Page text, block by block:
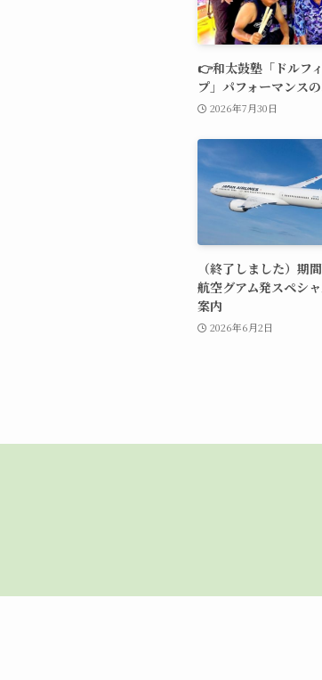
👉和太鼓塾「ドルフ
プ」パフォーマンス
2026年7月30日
（終了しました）期
航空グアム発スペシ
案内
2026年6月2日